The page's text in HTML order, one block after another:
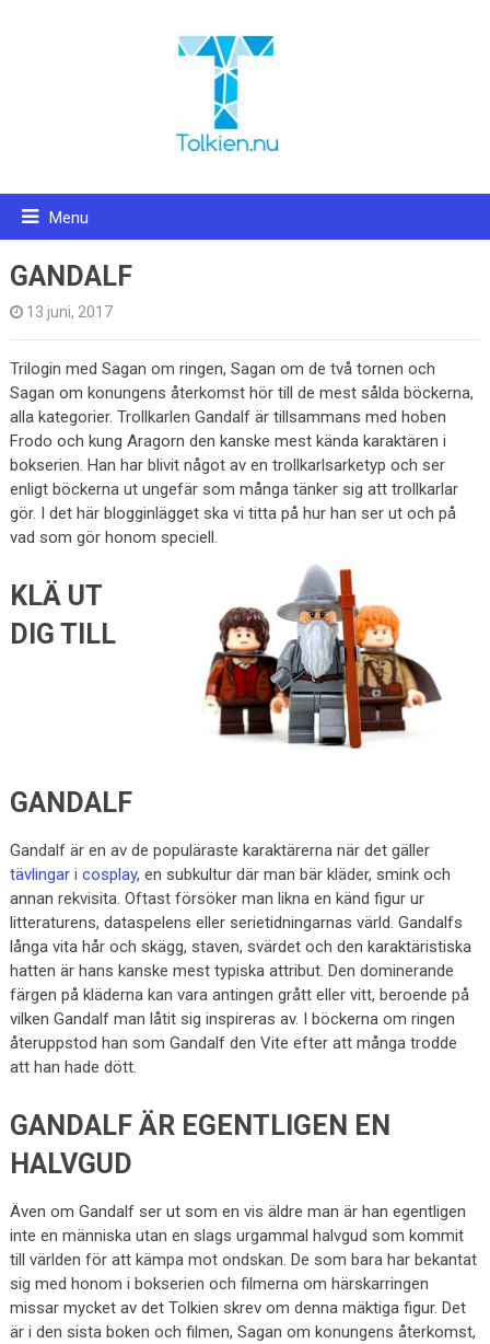
Menu
GANDALF
13 juni, 2017
Trilogin med Sagan om ringen, Sagan om de två tornen och
Sagan om konungens återkomst hör till de mest sålda böckerna,
alla kategorier. Trollkarlen Gandalf är tillsammans med hoben
Frodo och kung Aragorn den kanske mest kända karaktären i
bokserien. Han har blivit något av en trollkarlsarketyp och ser
enligt böckerna ut ungefär som många tänker sig att trollkarlar
gör. I det här blogginlägget ska vi titta på hur han ser ut och på
vad som gör honom speciell.
KLÄ UT
DIG TILL
GANDALF
Gandalf är en av de populäraste karaktärerna när det gäller
tävlingar i cosplay, en subkultur där man bär kläder, smink och
annan rekvisita. Oftast försöker man likna en känd figur ur
litteraturens, dataspelens eller serietidningarnas värld. Gandalfs
långa vita hår och skägg, staven, svärdet och den karaktäristiska
hatten är hans kanske mest typiska attribut. Den dominerande
färgen på kläderna kan vara antingen grått eller vitt, beroende på
vilken Gandalf man låtit sig inspireras av. I böckerna om ringen
återuppstod han som Gandalf den Vite efter att många trodde
att han hade dött.
GANDALF ÄR EGENTLIGEN EN
HALVGUD
Även om Gandalf ser ut som en vis äldre man är han egentligen
inte en människa utan en slags urgammal halvgud som kommit
till världen för att kämpa mot ondskan. De som bara har bekantat
sig med honom i bokserien och filmerna om härskarringen
missar mycket av det Tolkien skrev om denna mäktiga figur. Det
är i den sista boken och filmen, Sagan om konungens återkomst,